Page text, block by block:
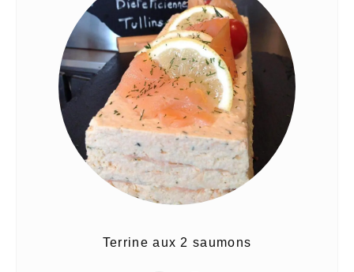
Terrine aux 2 saumons